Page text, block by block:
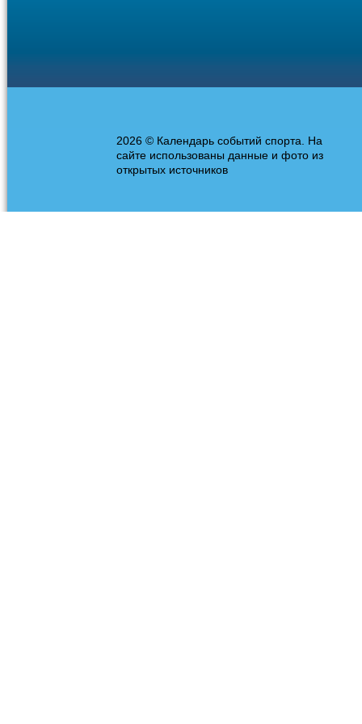
2026 © Календарь событий спорта. На
сайте использованы данные и фото из
открытых источников